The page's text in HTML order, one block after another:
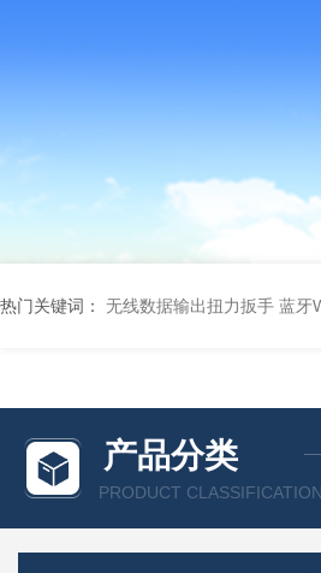
热门关键词： 无线数据输出扭力扳手 蓝牙
产品分类
PRODUCT CLASSIFICATION